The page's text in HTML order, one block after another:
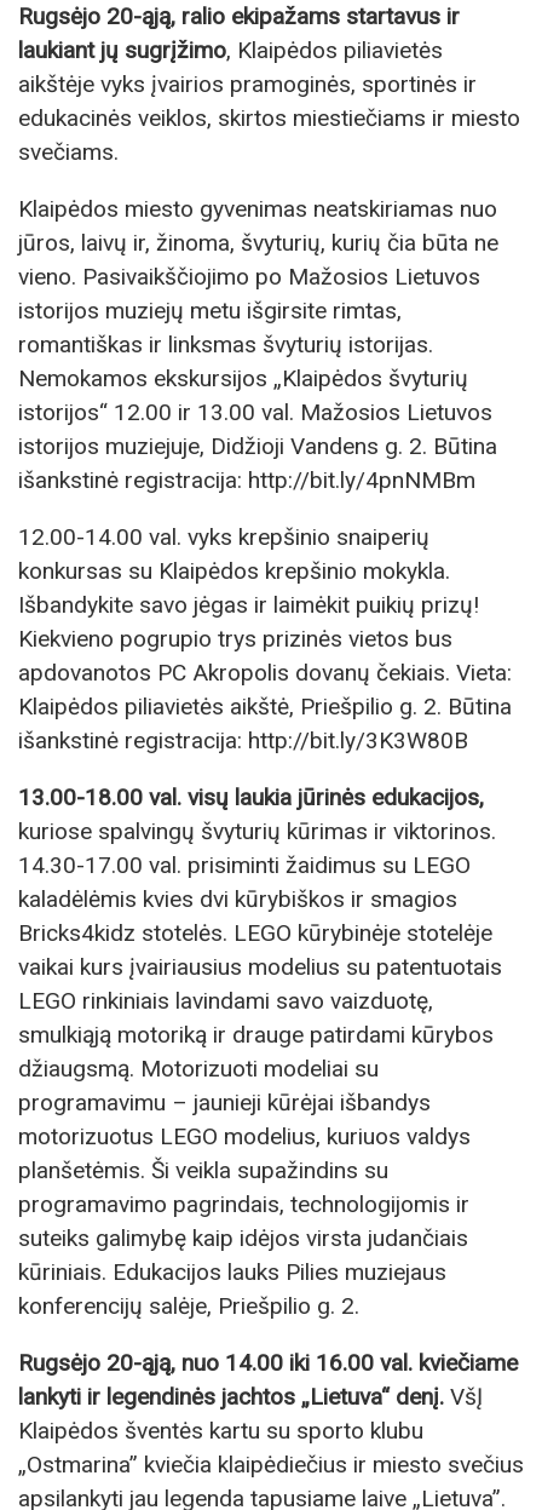
Rugsėjo 20-ąją, ralio ekipažams startavus ir
laukiant jų sugrįžimo, Klaipėdos piliavietės
aikštėje vyks įvairios pramoginės, sportinės ir
edukacinės veiklos, skirtos miestiečiams ir miesto
svečiams.
Klaipėdos miesto gyvenimas neatskiriamas nuo
jūros, laivų ir, žinoma, švyturių, kurių čia būta ne
vieno. Pasivaikščiojimo po Mažosios Lietuvos
istorijos muziejų metu išgirsite rimtas,
romantiškas ir linksmas švyturių istorijas.
Nemokamos ekskursijos „Klaipėdos švyturių
istorijos“ 12.00 ir 13.00 val. Mažosios Lietuvos
istorijos muziejuje, Didžioji Vandens g. 2. Būtina
išankstinė registracija: http://bit.ly/4pnNMBm
12.00-14.00 val. vyks krepšinio snaiperių
konkursas su Klaipėdos krepšinio mokykla.
Išbandykite savo jėgas ir laimėkit puikių prizų!
Kiekvieno pogrupio trys prizinės vietos bus
apdovanotos PC Akropolis dovanų čekiais. Vieta:
Klaipėdos piliavietės aikštė, Priešpilio g. 2. Būtina
išankstinė registracija: http://bit.ly/3K3W80B
13.00-18.00 val. visų laukia jūrinės edukacijos,
kuriose spalvingų švyturių kūrimas ir viktorinos.
14.30-17.00 val. prisiminti žaidimus su LEGO
kaladėlėmis kvies dvi kūrybiškos ir smagios
Bricks4kidz stotelės. LEGO kūrybinėje stotelėje
vaikai kurs įvairiausius modelius su patentuotais
LEGO rinkiniais lavindami savo vaizduotę,
smulkiąją motoriką ir drauge patirdami kūrybos
džiaugsmą. Motorizuoti modeliai su
programavimu – jaunieji kūrėjai išbandys
motorizuotus LEGO modelius, kuriuos valdys
planšetėmis. Ši veikla supažindins su
programavimo pagrindais, technologijomis ir
suteiks galimybę kaip idėjos virsta judančiais
kūriniais. Edukacijos lauks Pilies muziejaus
konferencijų salėje, Priešpilio g. 2.
Rugsėjo 20-ąją, nuo 14.00 iki 16.00 val. kviečiame
lankyti ir legendinės jachtos „Lietuva“ denį. VšĮ
Klaipėdos šventės kartu su sporto klubu
„Ostmarina” kviečia klaipėdiečius ir miesto svečius
apsilankyti jau legenda tapusiame laive „Lietuva”.